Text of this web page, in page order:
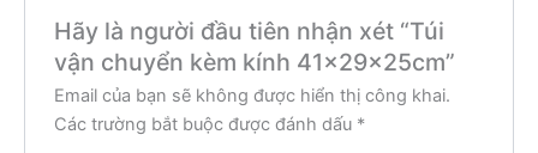
Hãy là người đầu tiên nhận xét “Túi
vận chuyển kèm kính 41x29x25cm”
Email của bạn sẽ không được hiển thị công khai.
Các trường bắt buộc được đánh dấu *